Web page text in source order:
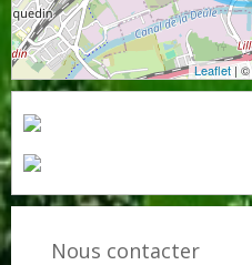
Leaflet| ©
Nous contacter